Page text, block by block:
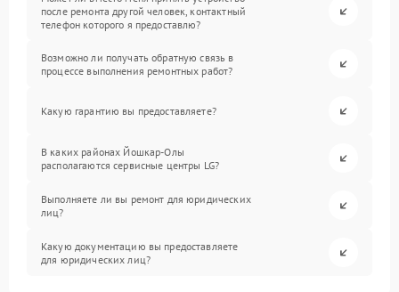
после ремонта другой человек, контактный
телефон которого я предоставлю?
Возможно ли получать обратную связь в
процессе выполнения ремонтных работ?
Какую гарантию вы предоставляете?
В каких районах Йошкар-Олы
располагаются сервисные центры LG?
Выполняете ли вы ремонт для юридических
лиц?
Какую документацию вы предоставляете
для юридических лиц?